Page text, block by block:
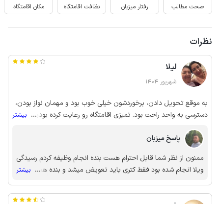
صحت مطالب رفتار میزبان نظافت اقامتگاه مکان اقامتگاه
نظرات
لیلا
شهریور 1404
به موقع تحویل دادن، برخوردشون خیلی خوب بود و مهمان نواز بودن،
دسترسی به واحد راحت بود. تمیزی اقامتگاه رو رعایت کرده بودن اما
خونه. خانه نیاز به سم پاشی فصلی داره، مثلا سقف که چوبی بود کرم
چوب داشت.
... بیشتر
پاسخ میزبان
ممنون از نظر شما قابل احترام هست بنده انجام وظیفه کردم رسیدگی
ویلا انجام شده بود فقط کتری باید تعویض میشد و بنده هم عذر
عذر خواهی بنده رو قبول کنین حق نگهدارتون
... بیشتر